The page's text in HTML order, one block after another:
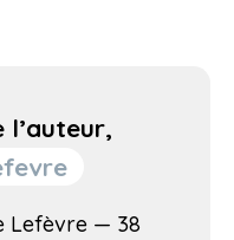
l’auteur,
Lefèvre — 38